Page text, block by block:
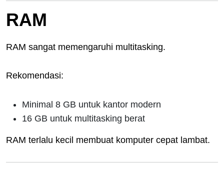
RAM
RAM sangat memengaruhi multitasking.
Rekomendasi:
Minimal 8 GB untuk kantor modern
16 GB untuk multitasking berat
RAM terlalu kecil membuat komputer cepat lambat.